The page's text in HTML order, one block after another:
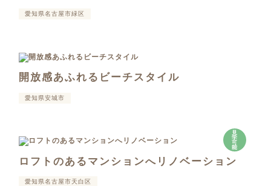
愛知県名古屋市緑区
開放感あふれるビーチスタイル
愛知県安城市
見
学
可
能
ロフトのあるマンションへリノベーション
愛知県名古屋市天白区